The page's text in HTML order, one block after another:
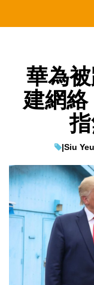
華為
建網
|Siu